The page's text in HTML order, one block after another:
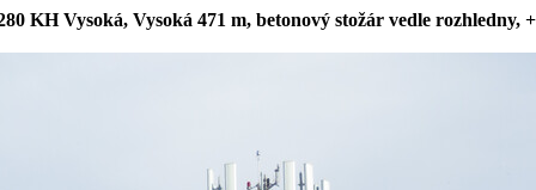
KH Vysoká, Vysoká 471 m, betonový stožár vedle rozhledny,